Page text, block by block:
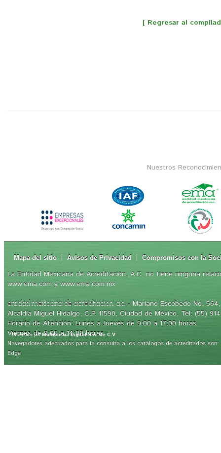
[ Regresar al
Nuestros
Mapa del sitio Avisos de Privacidad Compromisos con la
La Entidad Mexicana de Acreditación, A.C. no tiene ninguna
www.ema.com y www.ema.com.mx
entidad mexicana de acreditación, a.c. - Mariano Escobedo No.
Alcaldía Miguel Hidalgo, C.P. 11590, Ciudad de México, Tel: (55)
Horario de Atención: Lunes a Jueves de 9:00 a 17:00 horas
Viernes de 9:00 a 14:00 horas
Navegadores adecuados para la consulta a los catálogos de acreditados
Edge.
Diseñado porMultiplexia Digital S.A. de C.V